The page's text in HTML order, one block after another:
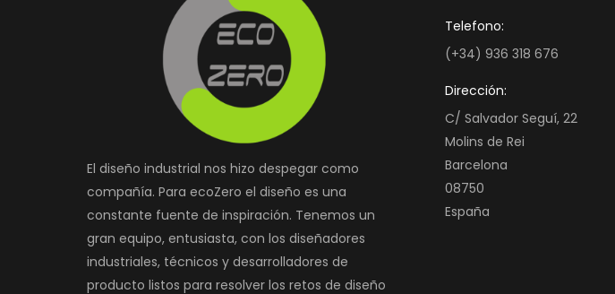
El diseño industrial nos hizo despegar como
compañía. Para ecoZero el diseño es una
constante fuente de inspiración. Tenemos un
gran equipo, entusiasta, con los diseñadores
industriales, técnicos y desarrolladores de
producto listos para resolver los retos de diseño
Telefono:
(+34) 936 318 676
Dirección:
C/ Salvador Seguí, 22
Molins de Rei
Barcelona
08750
España